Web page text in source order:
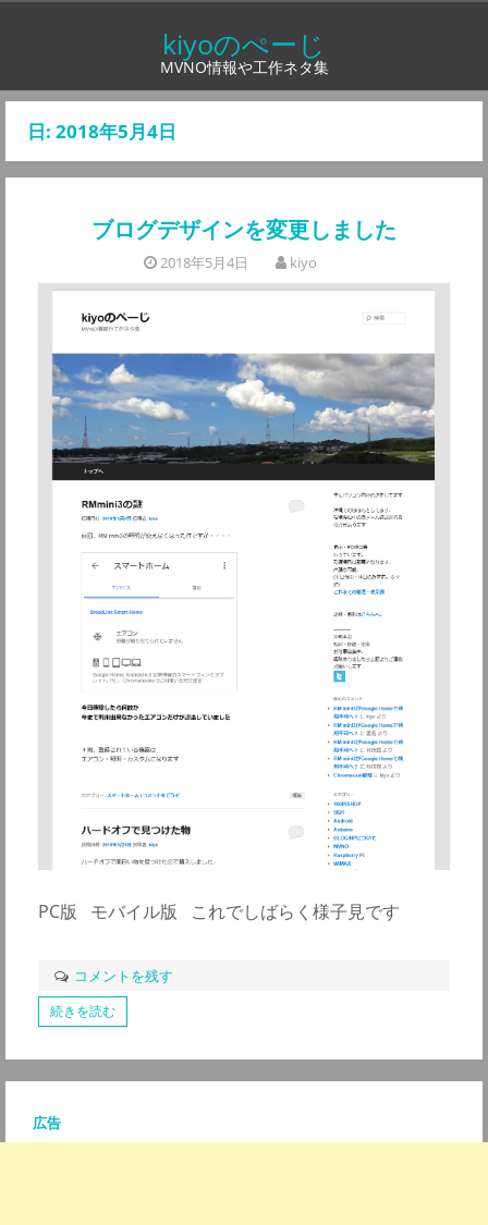
ン
へ
kiyoのぺーじ
MVNO情報や工作ネタ集
日: 2018年5月4日
ブログデザインを変更しました
2018年5月4日 kiyo
PC版 モバイル版 これでしばらく様子見です
コメントを残す
続きを読む
広告